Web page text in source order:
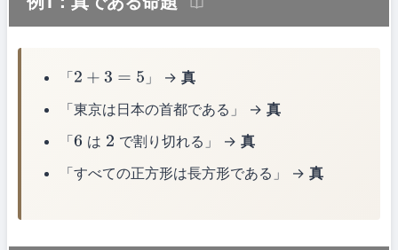
「2 +3 =5 」 →真
「東京は日本の首都である」 →真
「6 は 2 で割り切れる」 → 真
「すべての正方形は長方形である」 →真